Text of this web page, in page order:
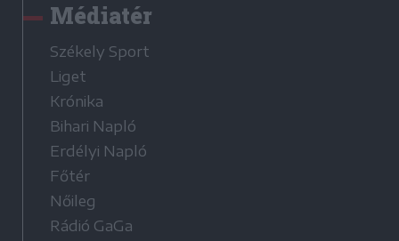
Médiatér
Székely Sport
Liget
Krónika
Bihari Napló
Erdélyi Napló
Főtér
Nőileg
Rádió GaGa